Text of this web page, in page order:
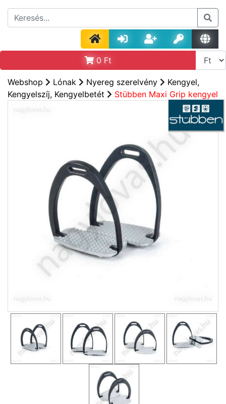
0 Ft
Webshop Lónak Nyereg szerelvény
Kengyel,
Kengyelszíj, Kengyelbetét
Stübben Maxi Grip kengyel